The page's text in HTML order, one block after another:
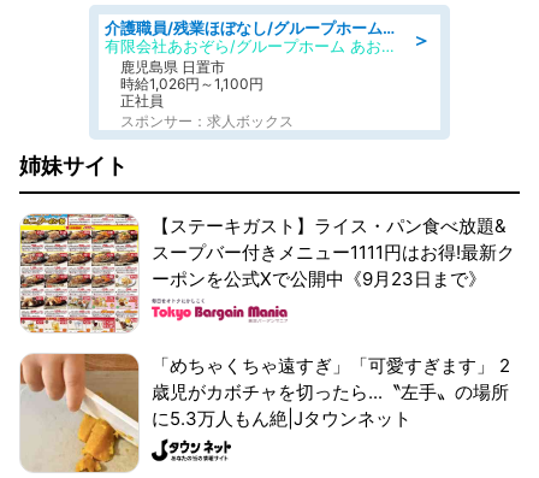
＞
介護職員/残業ほぼなし/グループホームの介護士/シフト相談可
有限会社あおぞら/グループホーム あおぞら
鹿児島県 日置市
時給1,026円～1,100円
正社員
スポンサー：求人ボックス
姉妹サイト
【ステーキガスト】ライス・パン食べ放題&
スープバー付きメニュー1111円はお得!最新ク
ーポンを公式Xで公開中《9月23日まで》
「めちゃくちゃ遠すぎ」「可愛すぎます」 2
歳児がカボチャを切ったら...〝左手〟の場所
に5.3万人もん絶|Jタウンネット